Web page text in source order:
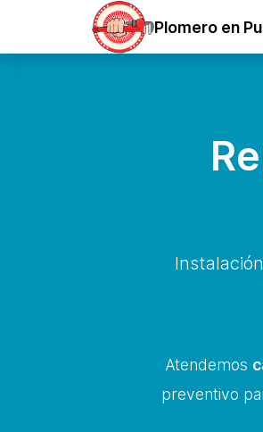
Plomero en
Atendemos
preventivo